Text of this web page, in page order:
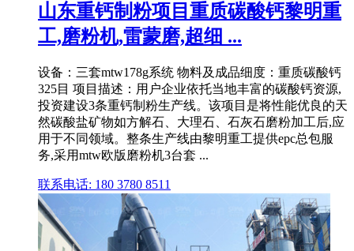
山东重钙制粉项目重质碳酸钙黎明重
工,磨粉机,雷蒙磨,超细 ...
设备：三套mtw178g系统 物料及成品细度：重质碳酸钙
325目 项目描述：用户企业依托当地丰富的碳酸钙资源,
投资建设3条重钙制粉生产线。该项目是将性能优良的天
然碳酸盐矿物如方解石、大理石、石灰石磨粉加工后,应
用于不同领域。整条生产线由黎明重工提供epc总包服
务,采用mtw欧版磨粉机3台套 ...
联系电话: 180 3780 8511